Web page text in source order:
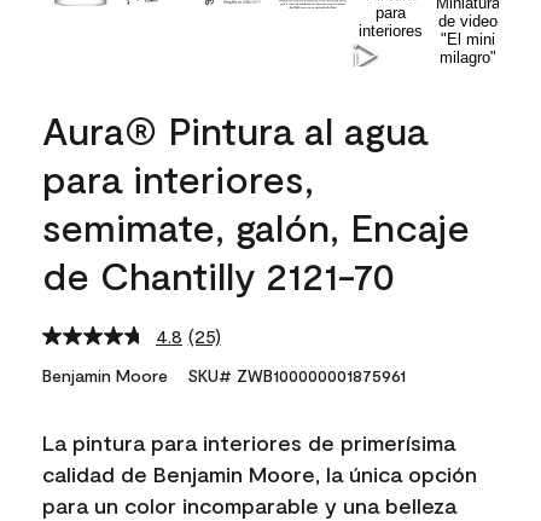
Aura® Pintura al agua
para interiores,
semimate, galón, Encaje
de Chantilly 2121-70
4.8 Read
25
Reviews.
link.
(25)
Benjamin Moore SKU# ZWB100000001875961
La pintura para interiores de primerísima
calidad de Benjamin Moore, la única opción
para un color incomparable y una belleza